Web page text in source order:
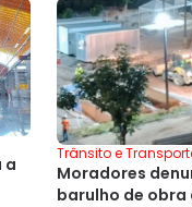
a
Trânsito e
Moradores
barulho de obra